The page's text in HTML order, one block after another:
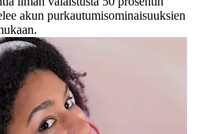
akun purkautumisominaisuuksien